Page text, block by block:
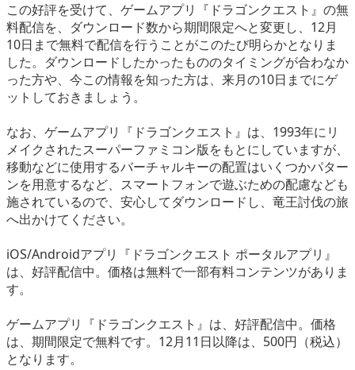
この好評を受けて、ゲームアプリ『ドラゴンクエスト』の無
料配信を、ダウンロード数から期間限定へと変更し、12月
10日まで無料で配信を行うことがこのたび明らかとなりま
した。ダウンロードしたかったもののタイミングが合わなか
った方や、今この情報を知った方は、来月の10日までにゲ
ットしておきましょう。
なお、ゲームアプリ『ドラゴンクエスト』は、1993年にリ
メイクされたスーパーファミコン版をもとにしていますが、
移動などに使用するバーチャルキーの配置はいくつかパター
ンを用意するなど、スマートフォンで遊ぶための配慮なども
施されているので、安心してダウンロードし、竜王討伐の旅
へ出かけてください。
iOS/Androidアプリ『ドラゴンクエスト ポータルアプリ』
は、好評配信中。価格は無料で一部有料コンテンツがありま
す。
ゲームアプリ『ドラゴンクエスト』は、好評配信中。価格
は、期間限定で無料です。12月11日以降は、500円（税込）
となります。